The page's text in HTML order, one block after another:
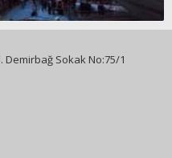
Demirbağ Sokak No:75/1